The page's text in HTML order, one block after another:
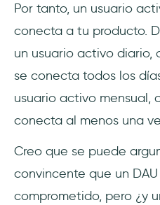
Por tanto, un usuario
conecta a tu producto.
un usuario activo diario,
se conecta todos los
usuario activo mensual,
conecta al menos una
Creo que se puede
convincente que un
comprometido, pero ¿y